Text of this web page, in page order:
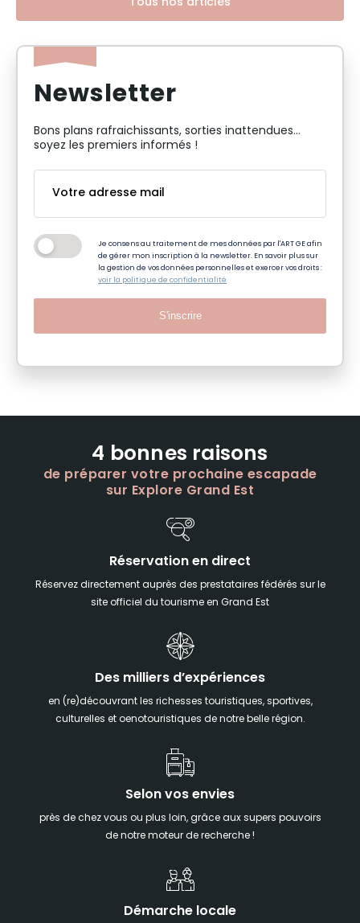
Newsletter
Bons plans rafraichissants, sorties inattendues…
soyez les premiers informés !
Je consens au traitement de mes données par l'ART GE afin
de gérer mon inscription à la newsletter. En savoir plus sur
la gestion de vos données personnelles et exercer vos droits :
voir la politique de confidentialité
S'inscrire
4 bonnes raisons
de préparer votre prochaine escapade
sur Explore Grand Est
Réservation en direct
Réservez directement auprès des prestataires fédérés sur le
site officiel du tourisme en Grand Est
Des milliers d’expériences
en (re)découvrant les richesses touristiques, sportives,
culturelles et oenotouristiques de notre belle région.
Selon vos envies
près de chez vous ou plus loin, grâce aux supers pouvoirs
de notre moteur de recherche !
Démarche locale